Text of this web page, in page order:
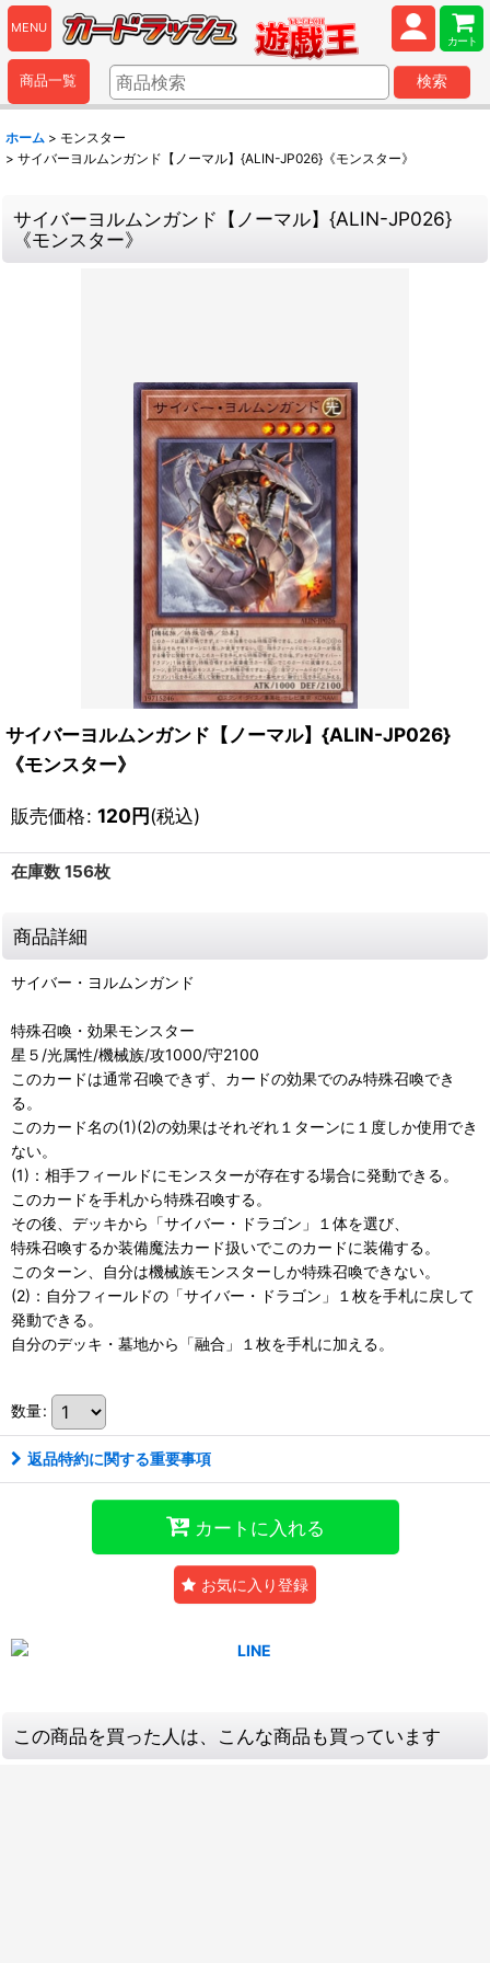
MENU
カート
商品一覧 検索
ホーム > モンスター
> サイバーヨルムンガンド【ノーマル】{ALIN-JP026}《モンスター》
サイバーヨルムンガンド【ノーマル】{ALIN-JP026}
《モンスター》
サイバーヨルムンガンド【ノーマル】{ALIN-JP026}
《モンスター》
販売価格: 120円(税込)
在庫数 156枚
商品詳細
サイバー・ヨルムンガンド
特殊召喚・効果モンスター
星５/光属性/機械族/攻1000/守2100
このカードは通常召喚できず、カードの効果でのみ特殊召喚でき
る。
このカード名の(1)(2)の効果はそれぞれ１ターンに１度しか使用でき
ない。
(1)：相手フィールドにモンスターが存在する場合に発動できる。
このカードを手札から特殊召喚する。
その後、デッキから「サイバー・ドラゴン」１体を選び、
特殊召喚するか装備魔法カード扱いでこのカードに装備する。
このターン、自分は機械族モンスターしか特殊召喚できない。
(2)：自分フィールドの「サイバー・ドラゴン」１枚を手札に戻して
発動できる。
自分のデッキ・墓地から「融合」１枚を手札に加える。
数量:
返品特約に関する重要事項
カートに入れる
お気に入り登録
この商品を買った人は、こんな商品も買っています